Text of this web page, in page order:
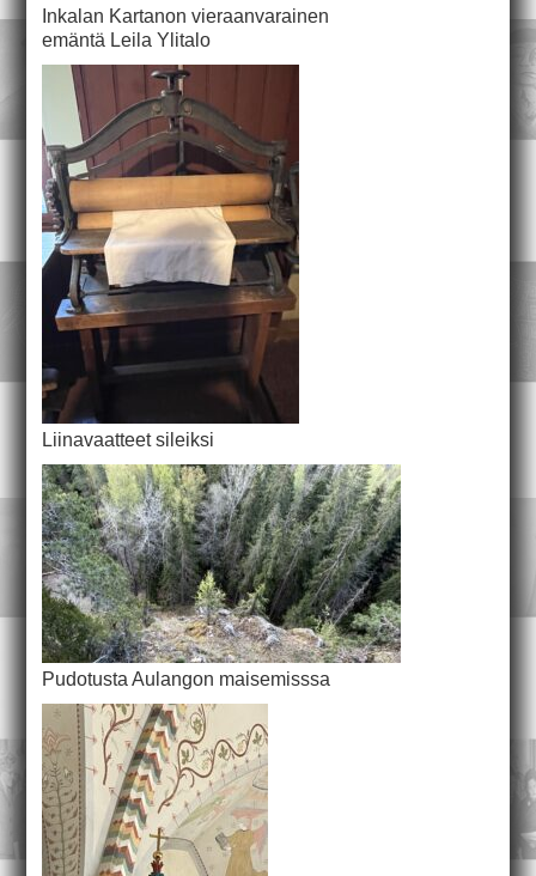
Inkalan Kartanon vieraanvarainen
emäntä Leila Ylitalo
Liinavaatteet sileiksi
Pudotusta Aulangon maisemisssa